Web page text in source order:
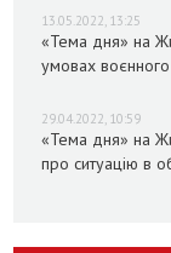
13.05.2022, 13:25
«Тема дня» на
умовах воєнного
29.04.2022, 10:59
«Тема дня» на
про ситуацію в